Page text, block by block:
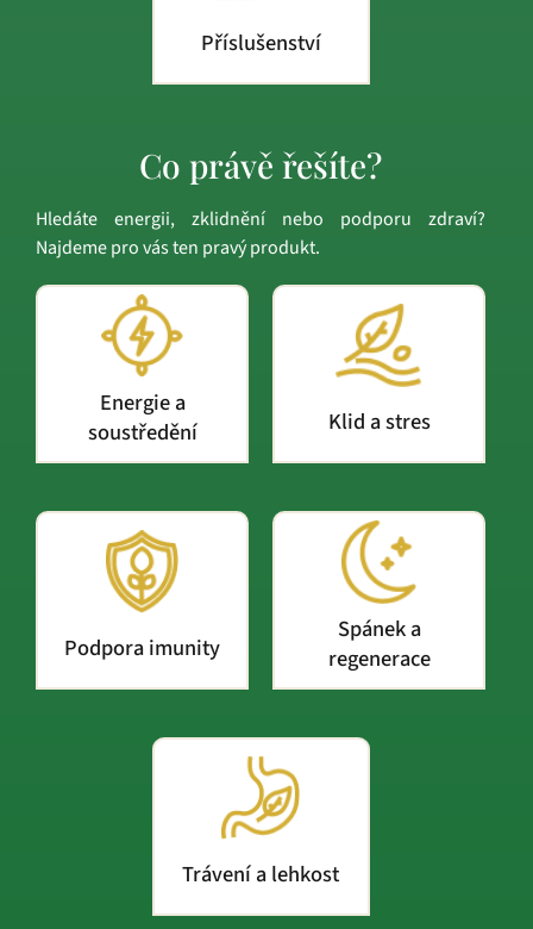
Příslušenství
Co právě řešíte?
Hledáte energii, zklidnění nebo podporu zdraví?
Najdeme pro vás ten pravý produkt.
Energie a
soustředění
Klid a stres
Podpora imunity
Spánek a
regenerace
Trávení a lehkost